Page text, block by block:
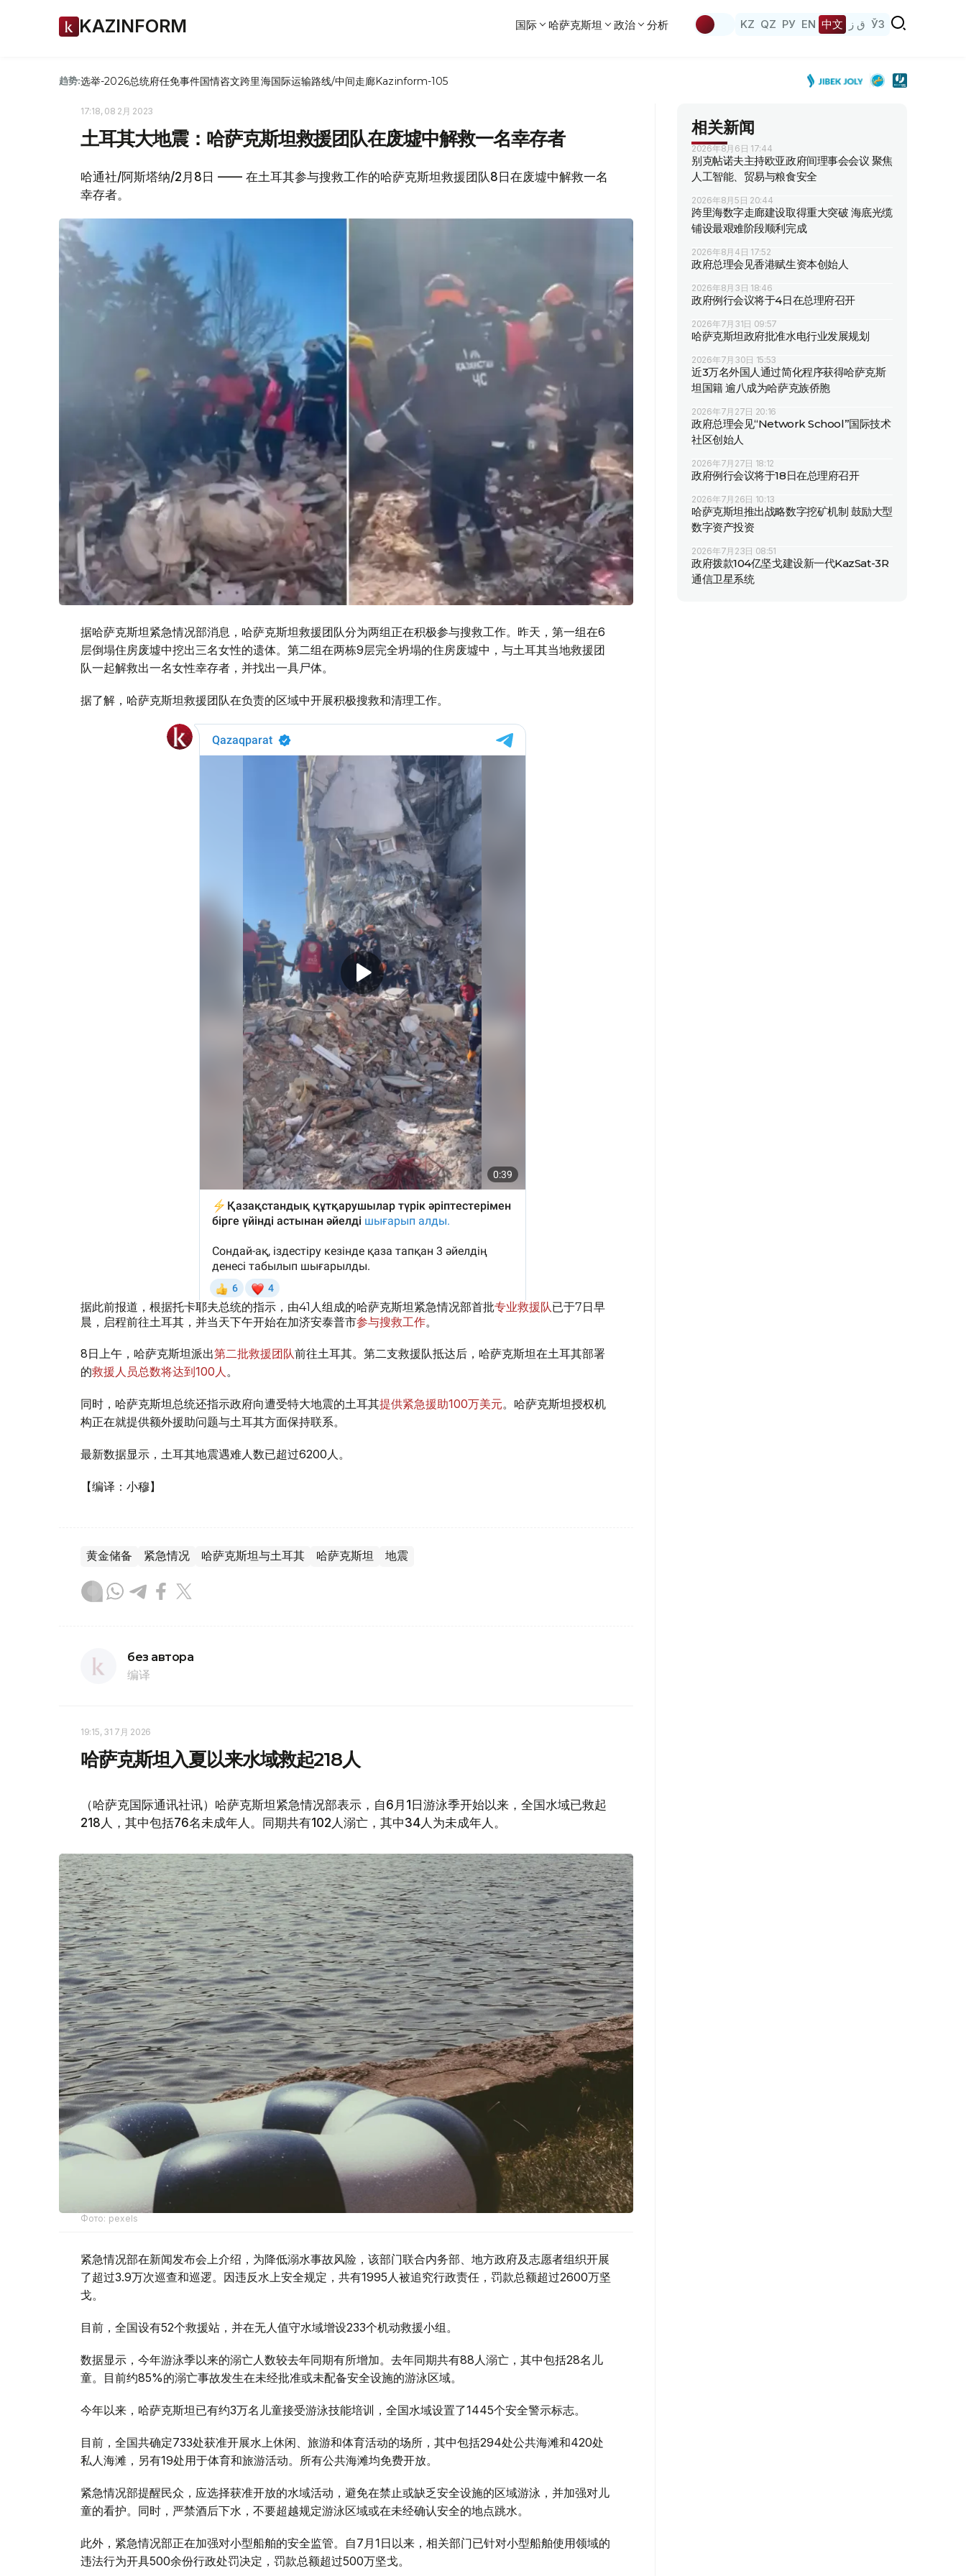
KAZINFORM 国际 哈萨克斯坦 政治 分析 KZ QZ РУ EN 中文 ق ز ЎЗ
趋势:选举-2026总统府任免事件国情咨文跨里海国际运输路线/中间走廊Kazinform-105
17:18, 08 2月 2023
土耳其大地震：哈萨克斯坦救援团队在废墟中解救一名幸存者
哈通社/阿斯塔纳/2月8日 —— 在土耳其参与搜救工作的哈萨克斯坦救援团队8日在废墟中解救一名
幸存者。
据哈萨克斯坦紧急情况部消息，哈萨克斯坦救援团队分为两组正在积极参与搜救工作。昨天，第一组在6
层倒塌住房废墟中挖出三名女性的遗体。第二组在两栋9层完全坍塌的住房废墟中，与土耳其当地救援团
队一起解救出一名女性幸存者，并找出一具尸体。
据了解，哈萨克斯坦救援团队在负责的区域中开展积极搜救和清理工作。
据此前报道，根据托卡耶夫总统的指示，由41人组成的哈萨克斯坦紧急情况部首批专业救援队已于7日早
晨，启程前往土耳其，并当天下午开始在加济安泰普市参与搜救工作。
8日上午，哈萨克斯坦派出第二批救援团队前往土耳其。第二支救援队抵达后，哈萨克斯坦在土耳其部署
的救援人员总数将达到100人。
同时，哈萨克斯坦总统还指示政府向遭受特大地震的土耳其提供紧急援助100万美元。哈萨克斯坦授权机
构正在就提供额外援助问题与土耳其方面保持联系。
最新数据显示，土耳其地震遇难人数已超过6200人。
【编译：小穆】
黄金储备 紧急情况 哈萨克斯坦与土耳其 哈萨克斯坦 地震
без автора
编译
19:15, 31 7月 2026
哈萨克斯坦入夏以来水域救起218人
（哈萨克国际通讯社讯）哈萨克斯坦紧急情况部表示，自6月1日游泳季开始以来，全国水域已救起
218人，其中包括76名未成年人。同期共有102人溺亡，其中34人为未成年人。
Фото: pexels
紧急情况部在新闻发布会上介绍，为降低溺水事故风险，该部门联合内务部、地方政府及志愿者组织开展
了超过3.9万次巡查和巡逻。因违反水上安全规定，共有1995人被追究行政责任，罚款总额超过2600万坚
戈。
目前，全国设有52个救援站，并在无人值守水域增设233个机动救援小组。
数据显示，今年游泳季以来的溺亡人数较去年同期有所增加。去年同期共有88人溺亡，其中包括28名儿
童。目前约85%的溺亡事故发生在未经批准或未配备安全设施的游泳区域。
今年以来，哈萨克斯坦已有约3万名儿童接受游泳技能培训，全国水域设置了1445个安全警示标志。
目前，全国共确定733处获准开展水上休闲、旅游和体育活动的场所，其中包括294处公共海滩和420处
私人海滩，另有19处用于体育和旅游活动。所有公共海滩均免费开放。
紧急情况部提醒民众，应选择获准开放的水域活动，避免在禁止或缺乏安全设施的区域游泳，并加强对儿
童的看护。同时，严禁酒后下水，不要超越规定游泳区域或在未经确认安全的地点跳水。
此外，紧急情况部正在加强对小型船舶的安全监管。自7月1日以来，相关部门已针对小型船舶使用领域的
违法行为开具500余份行政处罚决定，罚款总额超过500万坚戈。
相关新闻
2026年8月6日 17:44
别克帖诺夫主持欧亚政府间理事会会议 聚焦
人工智能、贸易与粮食安全
2026年8月5日 20:44
跨里海数字走廊建设取得重大突破 海底光缆
铺设最艰难阶段顺利完成
2026年8月4日 17:52
政府总理会见香港赋生资本创始人
2026年8月3日 18:46
政府例行会议将于4日在总理府召开
2026年7月31日 09:57
哈萨克斯坦政府批准水电行业发展规划
2026年7月30日 15:53
近3万名外国人通过简化程序获得哈萨克斯
坦国籍 逾八成为哈萨克族侨胞
2026年7月27日 20:16
政府总理会见“Network School”国际技术
社区创始人
2026年7月27日 18:12
政府例行会议将于18日在总理府召开
2026年7月26日 10:13
哈萨克斯坦推出战略数字挖矿机制 鼓励大型
数字资产投资
2026年7月23日 08:51
政府拨款104亿坚戈建设新一代KazSat-3R
通信卫星系统